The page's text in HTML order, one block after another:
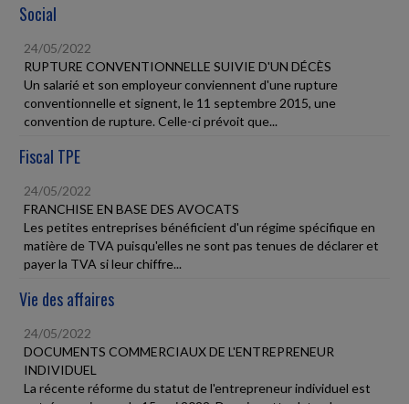
Social
24/05/2022
RUPTURE CONVENTIONNELLE SUIVIE D'UN DÉCÈS
Un salarié et son employeur conviennent d'une rupture
conventionnelle et signent, le 11 septembre 2015, une
convention de rupture. Celle-ci prévoit que...
Fiscal TPE
24/05/2022
FRANCHISE EN BASE DES AVOCATS
Les petites entreprises bénéficient d'un régime spécifique en
matière de TVA puisqu'elles ne sont pas tenues de déclarer et
payer la TVA si leur chiffre...
Vie des affaires
24/05/2022
DOCUMENTS COMMERCIAUX DE L'ENTREPRENEUR
INDIVIDUEL
La récente réforme du statut de l'entrepreneur individuel est